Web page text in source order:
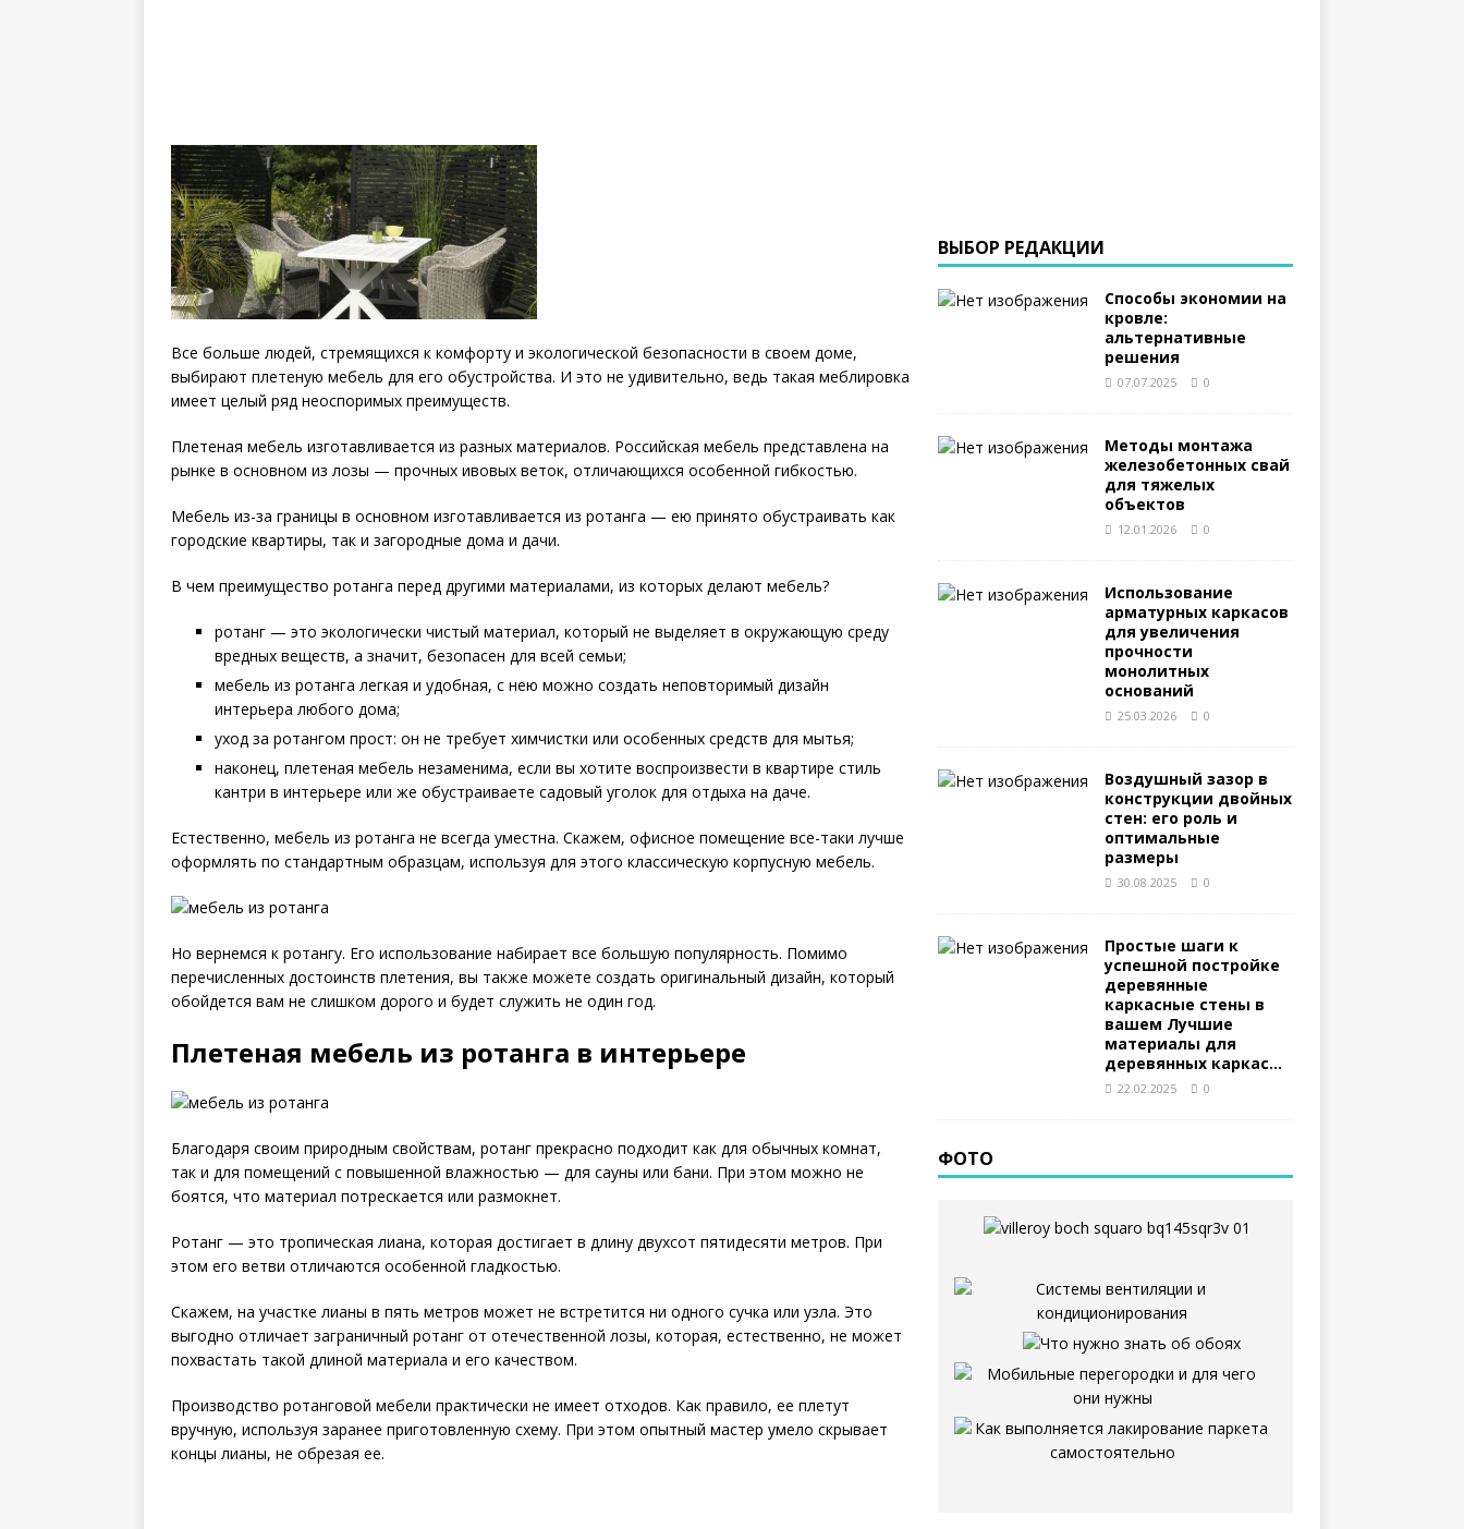
Все больше людей, стремящихся к комфорту и экологической безопасности в своем доме,
выбирают плетеную мебель для его обустройства. И это не удивительно, ведь такая меблировка
имеет целый ряд неоспоримых преимуществ.
Плетеная мебель изготавливается из разных материалов. Российская мебель представлена на
рынке в основном из лозы — прочных ивовых веток, отличающихся особенной гибкостью.
Мебель из-за границы в основном изготавливается из ротанга — ею принято обустраивать как
городские квартиры, так и загородные дома и дачи.
В чем преимущество ротанга перед другими материалами, из которых делают мебель?
ротанг — это экологически чистый материал, который не выделяет в окружающую среду
вредных веществ, а значит, безопасен для всей семьи;
мебель из ротанга легкая и удобная, с нею можно создать неповторимый дизайн
интерьера любого дома;
уход за ротангом прост: он не требует химчистки или особенных средств для мытья;
наконец, плетеная мебель незаменима, если вы хотите воспроизвести в квартире стиль
кантри в интерьере или же обустраиваете садовый уголок для отдыха на даче.
Естественно, мебель из ротанга не всегда уместна. Скажем, офисное помещение все-таки лучше
оформлять по стандартным образцам, используя для этого классическую корпусную мебель.
Но вернемся к ротангу. Его использование набирает все большую популярность. Помимо
перечисленных достоинств плетения, вы также можете создать оригинальный дизайн, который
обойдется вам не слишком дорого и будет служить не один год.
Плетеная мебель из ротанга в интерьере
Благодаря своим природным свойствам, ротанг прекрасно подходит как для обычных комнат,
так и для помещений с повышенной влажностью — для сауны или бани. При этом можно не
боятся, что материал потрескается или размокнет.
Ротанг — это тропическая лиана, которая достигает в длину двухсот пятидесяти метров. При
этом его ветви отличаются особенной гладкостью.
Скажем, на участке лианы в пять метров может не встретится ни одного сучка или узла. Это
выгодно отличает заграничный ротанг от отечественной лозы, которая, естественно, не может
похвастать такой длиной материала и его качеством.
Производство ротанговой мебели практически не имеет отходов. Как правило, ее плетут
вручную, используя заранее приготовленную схему. При этом опытный мастер умело скрывает
концы лианы, не обрезая ее.
ВЫБОР РЕДАКЦИИ
Способы экономии на
кровле:
альтернативные
решения
07.07.2025 0
Методы монтажа
железобетонных свай
для тяжелых
объектов
12.01.2026 0
Использование
арматурных каркасов
для увеличения
прочности
монолитных
оснований
25.03.2026 0
Воздушный зазор в
конструкции двойных
стен: его роль и
оптимальные
размеры
30.08.2025 0
Простые шаги к
успешной постройке
деревянные
каркасные стены в
вашем Лучшие
материалы для
деревянных каркас…
22.02.2025 0
ФОТО